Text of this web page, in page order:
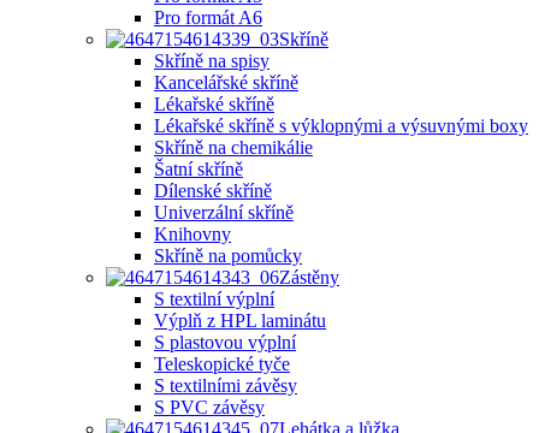
Pro formát A6
Skříně
Skříně na spisy
Kancelářské skříně
Lékařské skříně
Lékařské skříně s výklopnými a výsuvnými boxy
Skříně na chemikálie
Šatní skříně
Dílenské skříně
Univerzální skříně
Knihovny
Skříně na pomůcky
Zástěny
S textilní výplní
Výplň z HPL laminátu
S plastovou výplní
Teleskopické tyče
S textilními závěsy
S PVC závěsy
Lehátka a lůžka